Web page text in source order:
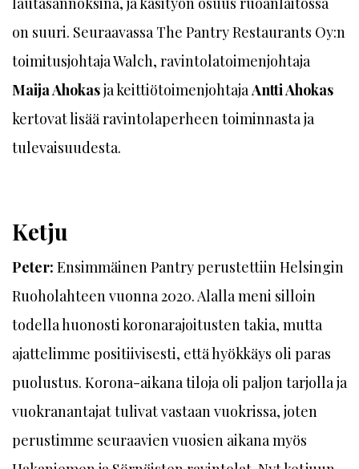
on suuri. Seuraavassa The Pantry Restaurants Oy:n
toimitusjohtaja Walch, ravintolatoimenjohtaja
Maija Ahokasja keittiötoimenjohtaja Antti Ahokas
kertovat lisää ravintolaperheen toiminnasta ja
tulevaisuudesta.
Ketju
Peter: Ensimmäinen Pantry perustettiin Helsingin
Ruoholahteen vuonna 2020. Alalla meni silloin
todella huonosti koronarajoitusten takia, mutta
ajattelimme positiivisesti, että hyökkäys oli paras
puolustus. Korona-aikana tiloja oli paljon tarjolla ja
vuokranantajat tulivat vastaan vuokrissa, joten
perustimme seuraavien vuosien aikana myös